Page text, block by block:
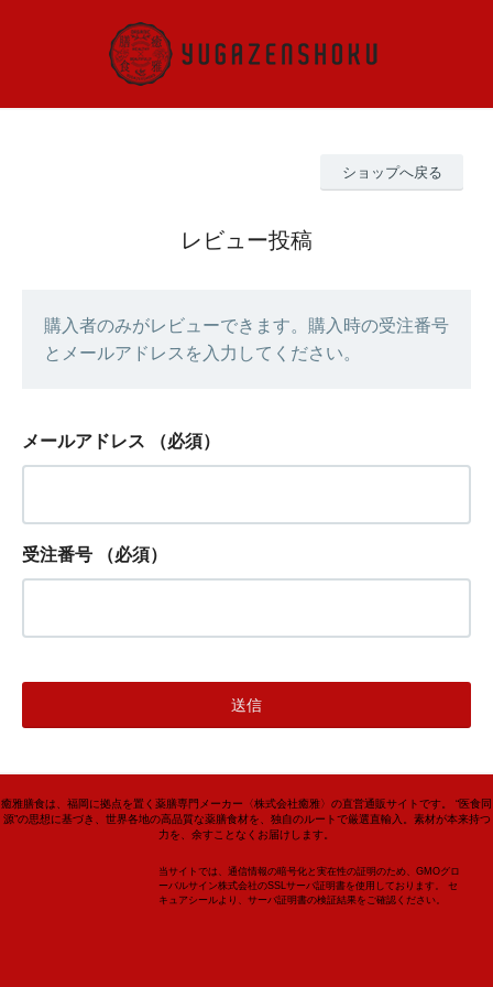
ショップへ戻る
レビュー投稿
購入者のみがレビューできます。購入時の受注番号
とメールアドレスを入力してください。
メールアドレス （必須）
受注番号 （必須）
癒雅膳食は、福岡に拠点を置く薬膳専門メーカー〈株式会社癒雅〉の直営通販サイトです。 “医食同
源”の思想に基づき、世界各地の高品質な薬膳食材を、独自のルートで厳選直輸入。素材が本来持つ
力を、余すことなくお届けします。
当サイトでは、通信情報の暗号化と実在性の証明のため、GMOグロ
ーバルサイン株式会社のSSLサーバ証明書を使用しております。 セ
キュアシールより、サーバ証明書の検証結果をご確認ください。